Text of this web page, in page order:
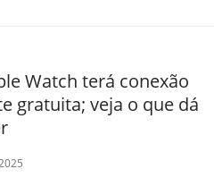
Watch terá conexão
gratuita; veja o que dá